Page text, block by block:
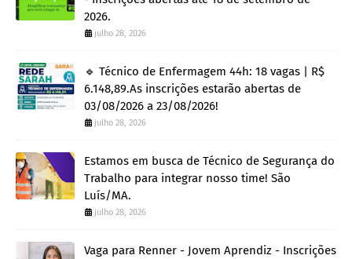
2026.
julho 28, 2026
🔹 Técnico de Enfermagem 44h: 18 vagas | R$
6.148,89.As inscrições estarão abertas de
03/08/2026 a 23/08/2026!
julho 28, 2026
Estamos em busca de Técnico de Segurança do
Trabalho para integrar nosso time! São
Luís/MA.
julho 28, 2026
Vaga para Renner - Jovem Aprendiz - Inscrições